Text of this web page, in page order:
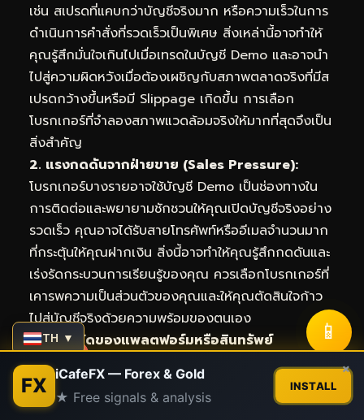
เช่น สเปรดที่แคบกว่าบัญชีจริงมาก หรือความเร็วในการ
ดำเนินการคำสั่งที่รวดเร็วเป็นพิเศษ สิ่งเหล่านี้อาจทำให้
คุณรู้สึกมั่นใจเกินไปเมื่อเทรดในบัญชี Demo และอาจนำ
ไปสู่ความผิดหวังเมื่อต้องเผชิญกับสภาพตลาดจริงที่มีส
เปรดกว้างขึ้นหรือมี Slippage เกิดขึ้น การเลือก
โบรกเกอร์ที่จำลองสภาพแวดล้อมจริงให้มากที่สุดจึงเป็น
สิ่งสำคัญ
2. แรงกดดันจากฝ่ายขาย (Sales Pressure):
โบรกเกอร์บางรายอาจใช้บัญชี Demo เป็นช่องทางใน
การติดต่อและพยายามชักชวนให้คุณเปิดบัญชีจริงอย่าง
รวดเร็ว คุณอาจได้รับสายโทรศัพท์หรืออีเมลจำนวนมาก
ที่กระตุ้นให้คุณฝากเงิน สิ่งนี้อาจทำให้คุณรู้สึกกดดันและ
เร่งรัดกระบวนการเรียนรู้ของคุณ ควรเลือกโบรกเกอร์ที่
เคารพความเป็นส่วนตัวของคุณและให้คุณตัดสินใจก้าว
ไปสู่บัญชีจริงด้วยความพร้อมของตนเอง
3. ข้อจำกัดของแพลตฟอร์มหรือสินทรัพย์
(Platform or Asset Limitations):
บางโบรกเกอร์
อาจจำกัดฟังก์ชันการทำงานบางอย่างในบัญชี Demo
เช่น ไม่สามารถเข้าถึงเครื่องมือวิเคราะห์บางอย่างได้
TH ▼ 📱
FX iCafeFX — Forex & Gold
★ Free signals & analysis
INSTALL
×
Contact us
Open